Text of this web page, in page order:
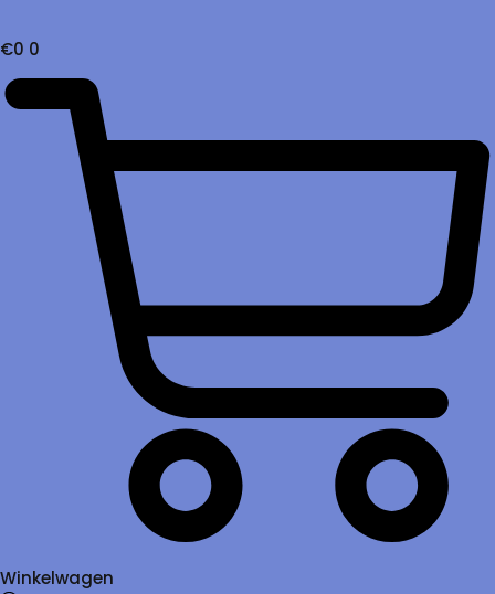
€0 0
Winkelwagen